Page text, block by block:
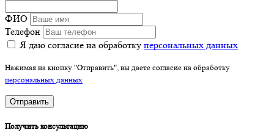
ФИО
Телефон
Я даю согласие на обработку персональных данных
Нажимая на кнопку "Отправить", вы даете согласие на обработку
персональных данных
Отправить
Получить консультацию